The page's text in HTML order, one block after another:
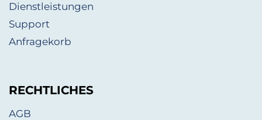
Dienstleistungen
Support
Anfragekorb
RECHTLICHES
AGB